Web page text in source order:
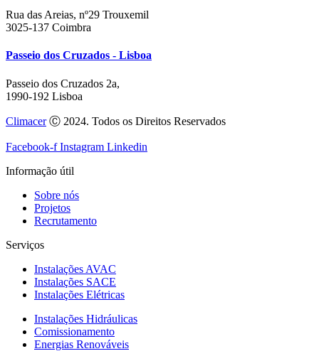
Rua das Areias, nº29 Trouxemil
3025-137 Coimbra
Passeio dos Cruzados - Lisboa
Passeio dos Cruzados 2a,
1990-192 Lisboa
ClimacerⒸ 2024. Todos os Direitos Reservados
Facebook-f Instagram Linkedin
Informação útil
Sobre nós
Projetos
Recrutamento
Serviços
Instalações AVAC
Instalações SACE
Instalações Elétricas
Instalações Hidráulicas
Comissionamento
Energias Renováveis